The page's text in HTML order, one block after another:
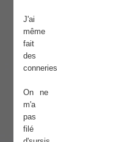
J'ai
même
fait
des
conneries
On ne
m'a
pas
filé